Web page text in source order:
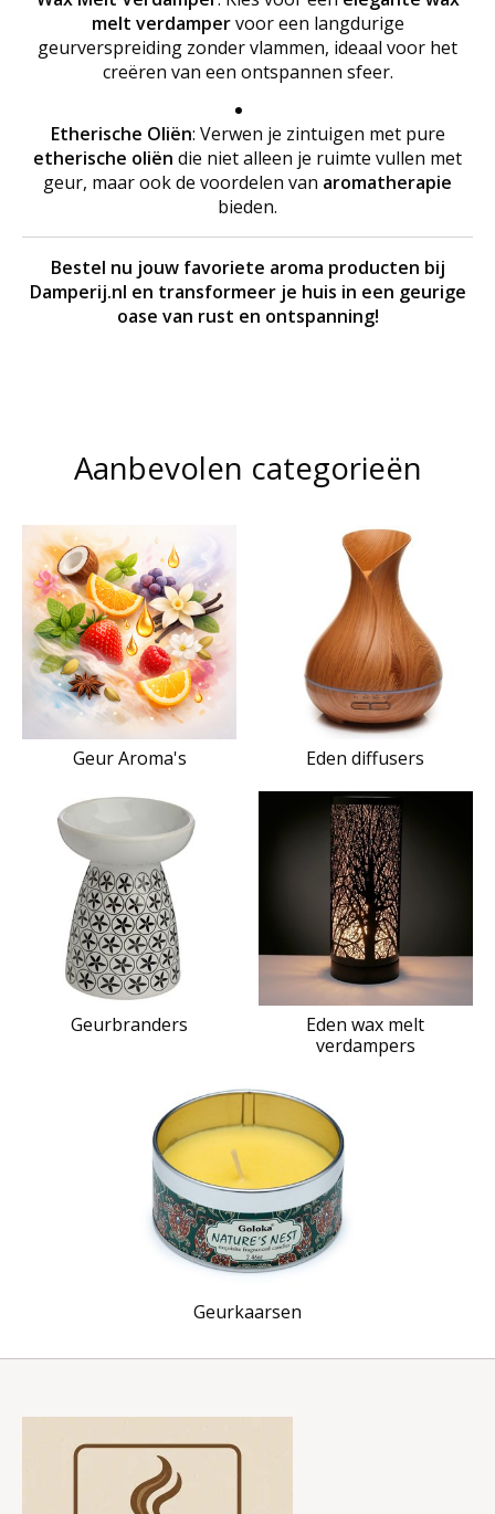
melt verdampervoor een langdurige
geurverspreiding zonder vlammen, ideaal voor het
creëren van een ontspannen sfeer.
Etherische Oliën: Verwen je zintuigen met pure
etherische oliën die niet alleen je ruimte vullen met
geur, maar ook de voordelen van aromatherapie
bieden.
Bestel nu jouw favoriete aroma producten bij
Damperij.nl en transformeer je huis in een geurige
oase van rust en ontspanning!
Aanbevolen categorieën
Geur Aroma's Eden diffusers
Geurbranders
Eden wax melt
verdampers
Geurkaarsen